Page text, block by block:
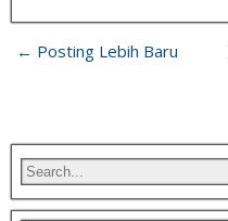
← Posting Lebih Baru